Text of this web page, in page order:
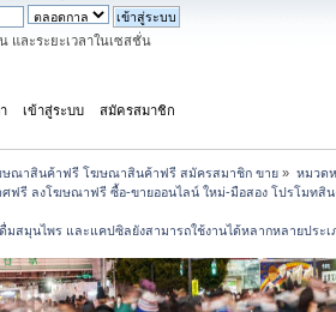
และระยะเวลาในเซสชั่น
เข้าสู่ระบบ สมัครสมาชิก
ษณาสินค้าฟรี โฆษณาสินค้าฟรี สมัครสมาชิก ขาย » หมวด
ศฟรี ลงโฆษณาฟรี ซื้อ-ขายออนไลน์ ใหม่-มือสอง โปรโมทสิ
มสมุนไพร และแคปซิลยังสามารถใช้งานได้หลากหลายประเ